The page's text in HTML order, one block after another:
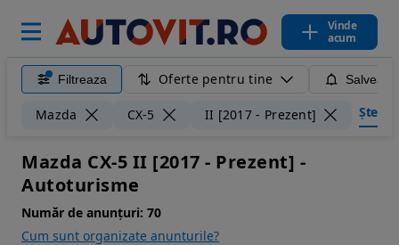
Vinde
acum
Filtreaza Oferte pentru tine
Mazda CX-5 II [2017 - Prezent]
Mazda CX-5 II [2017 - Prezent] -
Autoturisme
Număr de anunțuri: 70
Cum sunt organizate anunturile?